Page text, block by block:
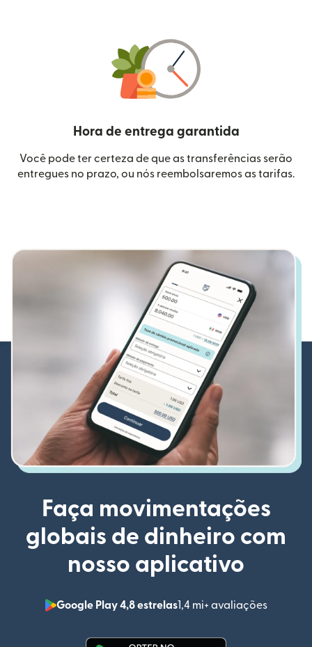
Hora de entrega garantida
Você pode ter certeza de que as transferências serão
entregues no prazo, ou nós reembolsaremos as tarifas.
Faça movimentações
globais de dinheiro com
nosso aplicativo
Google Play 4,8 estrelas1,4 mi+ avaliações
(abre